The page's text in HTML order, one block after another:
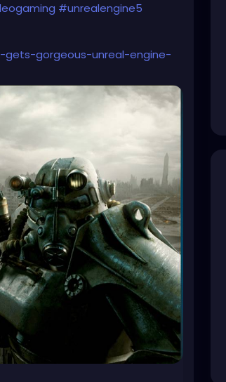
#unrealengine5
gorgeous-unreal-engine-